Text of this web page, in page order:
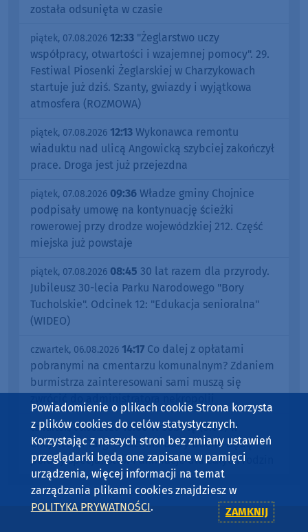
została odsunięta w czasie
piątek, 07.08.2026 12:33 "Żeglarstwo uczy
współpracy, otwartości i wzajemnej pomocy". 29.
Festiwal Piosenki Żeglarskiej w Charzykowach
startuje już dziś. Szanty, gwiazdy i wyjątkowa
atmosfera (ROZMOWA)
piątek, 07.08.2026 12:13 Wykonawca remontu
wiaduktu nad ulicą Angowicką szybciej zakończył
prace. Droga jest już przejezdna
piątek, 07.08.2026 09:36 Władze gminy Chojnice
podpisały umowę na kontynuację ścieżki
rowerowej przy drodze wojewódzkiej 212. Część
miejska już powstaje
piątek, 07.08.2026 08:45 30 lat razem dla przyrody.
Jubileusz 30-lecia Parku Narodowego "Bory
Tucholskie". Odcinek 12: "Edukacja senioralna"
(WIDEO)
czwartek, 06.08.2026 14:17 Co dalej z opłatami
pobranymi na cmentarzu komunalnym? Zdaniem
burmistrza zainteresowani sami muszą się
czwartek, 06.08.2026 10:00W sobotę (8.08) w
Chojnicach Targi Rodzinne Baby Boom. Będą
porady specjalistów i animacje dla całych rodzin
Powiadomienie o plikach cookie Strona korzysta
z plików cookies do celów statystycznych.
Korzystając z naszych stron bez zmiany ustawień
przeglądarki będą one zapisane w pamięci
urządzenia, więcej informacji na temat
zarządzania plikami cookies znajdziesz w
POLITYKA PRYWATNOŚCI. ZAMKNIJ